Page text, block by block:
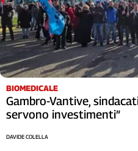
BIOMEDICALE
Gambro-Vantive,
servono investimenti”
DAVIDE COLELLA